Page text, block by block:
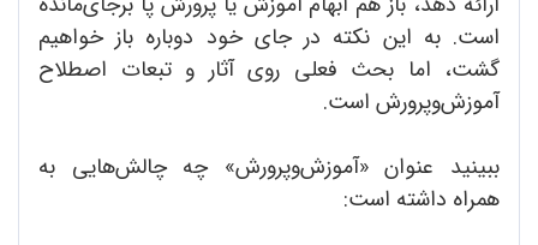
است. به این نکته در جای خود دوباره باز خواهیم
گشت، اما بحث فعلی روی آثار و تبعات اصطلاح
آموزش‌وپرورش است.
ببینید عنوان «آموزش‌وپرورش» چه چالش‌هایی به
همراه داشته است: